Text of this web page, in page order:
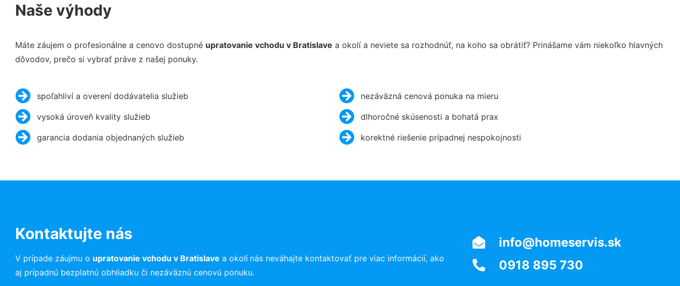
Naše výhody
Máte záujem o profesionálne a cenovo dostupné upratovanie vchodu v Bratislave a okolí a neviete sa rozhodnúť, na koho sa obrátiť? Prinášame vám niekoľko hlavných
dôvodov, prečo si vybrať práve z našej ponuky.
spoľahliví a overení dodávatelia služieb
vysoká úroveň kvality služieb
garancia dodania objednaných služieb
nezáväzná cenová ponuka na mieru
dlhoročné skúsenosti a bohatá prax
korektné riešenie prípadnej nespokojnosti
Kontaktujte nás
V prípade záujmu o upratovanie vchodu v Bratislave a okolí nás neváhajte kontaktovať pre viac informácií, ako
aj prípadnú bezplatnú obhliadku či nezáväznú cenovú ponuku.
info@homeservis.sk
0918 895 730